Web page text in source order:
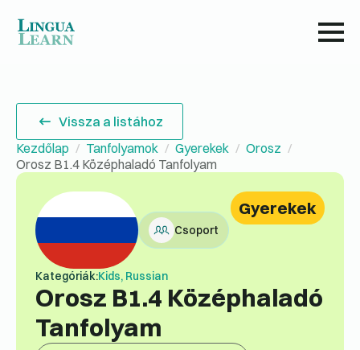
Vissza a listához
Kezdőlap
Tanfolyamok Gyerekek
Orosz
Orosz B1.4 Középhaladó Tanfolyam
Csoport
Kategóriák:Kids, Russian
Orosz B1.4 Középhaladó
Tanfolyam
Gyerekek